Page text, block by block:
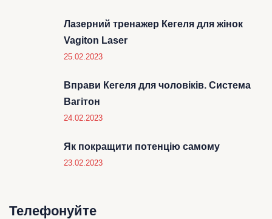
Лазерний тренажер Кегеля для жінок
Vagiton Laser
25.02.2023
Вправи Кегеля для чоловіків. Система
Вагітон
24.02.2023
Як покращити потенцію самому
23.02.2023
Телефонуйте